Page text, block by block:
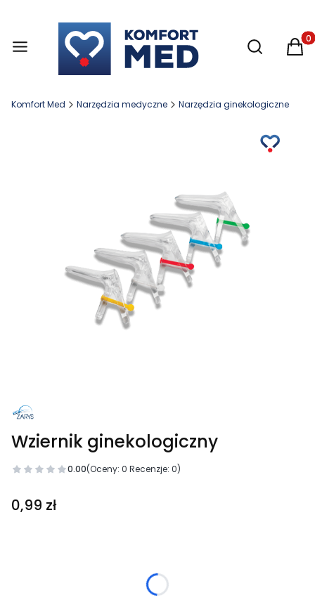
Otwórz
Komfort Med Narzędzia medyczne Narzędzia ginekologiczne
Wziernik ginekologiczny
0.00(Oceny: 0 Recenzje: 0)
Cena
0,99 zł